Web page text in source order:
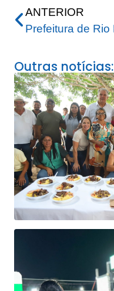
ANTERIOR
Outras notícias: